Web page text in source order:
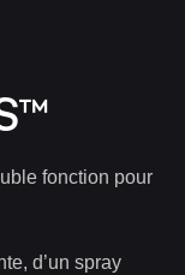
fonction pour
d’un spray